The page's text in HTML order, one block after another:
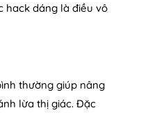
hack dáng là điều vô
thường giúp nâng
lừa thị giác. Đặc